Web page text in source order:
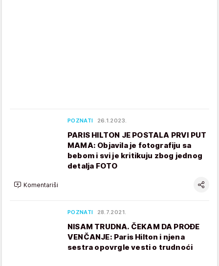
POZNATI 26.1.2023.
PARIS HILTON JE POSTALA PRVI PUT
MAMA: Objavila je fotografiju sa
bebom i svi je kritikuju zbog jednog
detalja FOTO
Komentariši
POZNATI 28.7.2021.
NISAM TRUDNA. ČEKAM DA PROĐE
VENČANJE: Paris Hilton i njena
sestra opovrgle vesti o trudnoći